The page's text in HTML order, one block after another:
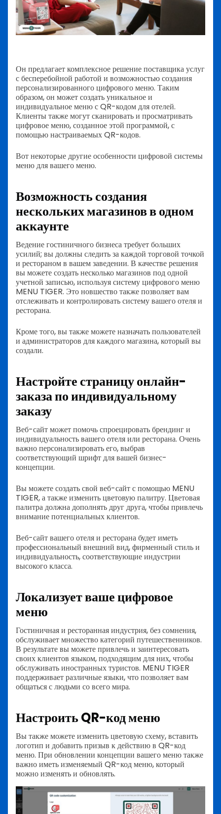
Он предлагает комплексное решение поставщика услуг
с бесперебойной работой и возможностью создания
персонализированного цифрового меню. Таким
образом, он может создать уникальное и
индивидуальное меню с QR-кодом для отелей.
Клиенты также могут сканировать и просматривать
цифровое меню, созданное этой программой, с
помощью настраиваемых QR-кодов.
Вот некоторые другие особенности цифровой системы
меню для вашего меню.
Возможность создания
нескольких магазинов в одном
аккаунте
Ведение гостиничного бизнеса требует больших
усилий; вы должны следить за каждой торговой точкой
и рестораном в вашем заведении. В качестве решения
вы можете создать несколько магазинов под одной
учетной записью, используя систему цифрового меню
MENU TIGER. Это новшество также позволяет вам
отслеживать и контролировать систему вашего отеля и
ресторана.
Кроме того, вы также можете назначать пользователей
и администраторов для каждого магазина, который вы
создали.
Настройте страницу онлайн-
заказа по индивидуальному
заказу
Веб-сайт может помочь спроецировать брендинг и
индивидуальность вашего отеля или ресторана. Очень
важно персонализировать его, выбрав
соответствующий шрифт для вашей бизнес-
концепции.
Вы можете создать свой веб-сайт с помощью MENU
TIGER, а также изменить цветовую палитру. Цветовая
палитра должна дополнять друг друга, чтобы привлечь
внимание потенциальных клиентов.
Веб-сайт вашего отеля и ресторана будет иметь
профессиональный внешний вид, фирменный стиль и
индивидуальность, соответствующие индустрии
высокого класса.
Локализует ваше цифровое
меню
Гостиничная и ресторанная индустрия, без сомнения,
обслуживает множество категорий путешественников.
В результате вы можете привлечь и заинтересовать
своих клиентов языком, подходящим для них, чтобы
обслуживать иностранных туристов. MENU TIGER
поддерживает различные языки, что позволяет вам
общаться с людьми со всего мира.
Настроить QR-код меню
Вы также можете изменить цветовую схему, вставить
логотип и добавить призыв к действию в QR-код
меню. При обновлении концепции вашего меню также
важно иметь изменяемый QR-код меню, который
можно изменять и обновлять.